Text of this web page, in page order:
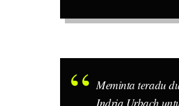
Meminta teradu
Indria Urbach